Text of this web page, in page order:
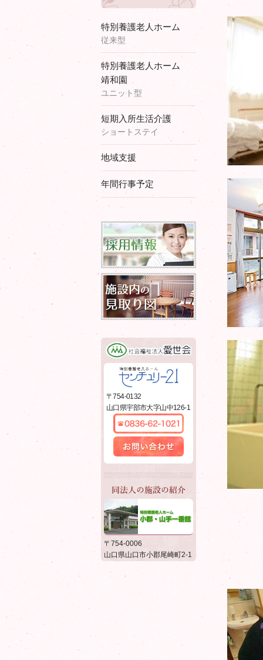
特別養護老人ホーム
従来型
特別養護老人ホーム
靖和園
ユニット型
短期入所生活介護
ショートステイ
地域支援
年間行事予定
採用情報
社会福祉法人愛世会
特別養護老人ホーム
センチュリー21
〒754-0132
山口県宇部市大字山中126-1
0836-62-1021
お問い合わせ
同法人の施設の紹介
特別養護老人ホーム 小郡・
山手一番館
〒754-0006
山口県山口市小郡尾崎町2-1